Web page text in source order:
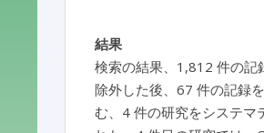
結果
検索の結果、1,812 件の記
除外した後、67 件の記録
む、4 件の研究をシステマ